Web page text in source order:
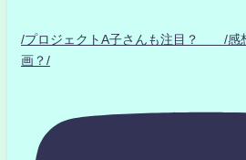
/プロジェクトA子さんも注目？ /感
画？/